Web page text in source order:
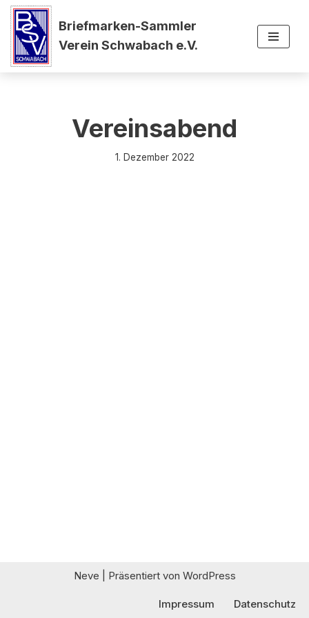
Zum
Inhalt
springen
Briefmarken-Sammler
Verein Schwabach e.V.
Vereinsabend
1. Dezember 2022
Neve | Präsentiert von WordPress
Impressum Datenschutz